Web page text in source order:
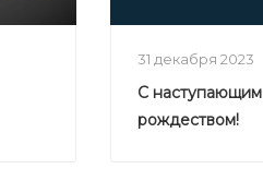
31 декабря 2023
С
рождеством!